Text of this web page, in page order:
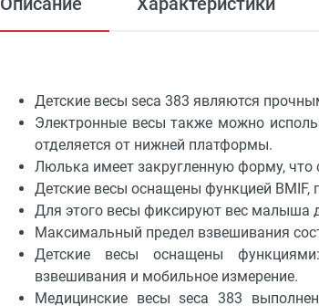
Детские весы seca 383 являются
Электронные весы также можно
отделяется от нижней платформы.
Люлька имеет закругленную форму, что
Детские весы оснащены функцией
Для этого весы фиксируют вес малыша
Максимальный предел взвешивания
Детские весы оснащены функциями:
взвешивания и мобильное измерение.
Медицинские весы seca 383